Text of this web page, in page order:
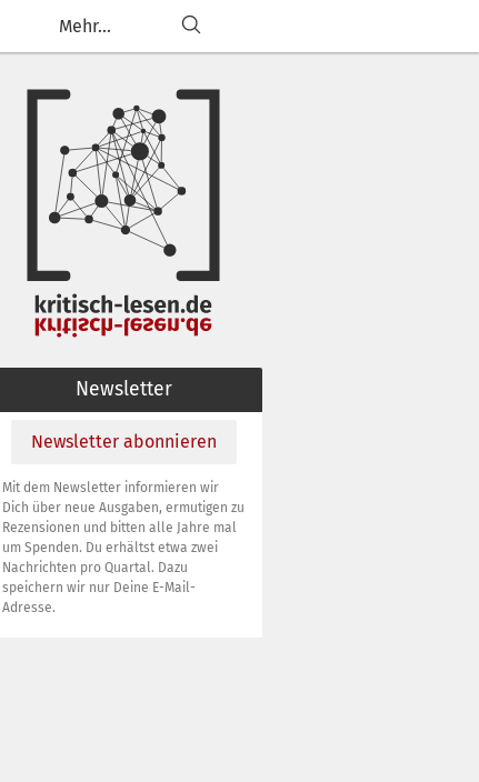
Mehr...
Newsletter
Newsletter abonnieren
Mit dem Newsletter informieren wir
Dich über neue Ausgaben, ermutigen zu
Rezensionen und bitten alle Jahre mal
um Spenden. Du erhältst etwa zwei
Nachrichten pro Quartal. Dazu
speichern wir nur Deine E-Mail-
Adresse.